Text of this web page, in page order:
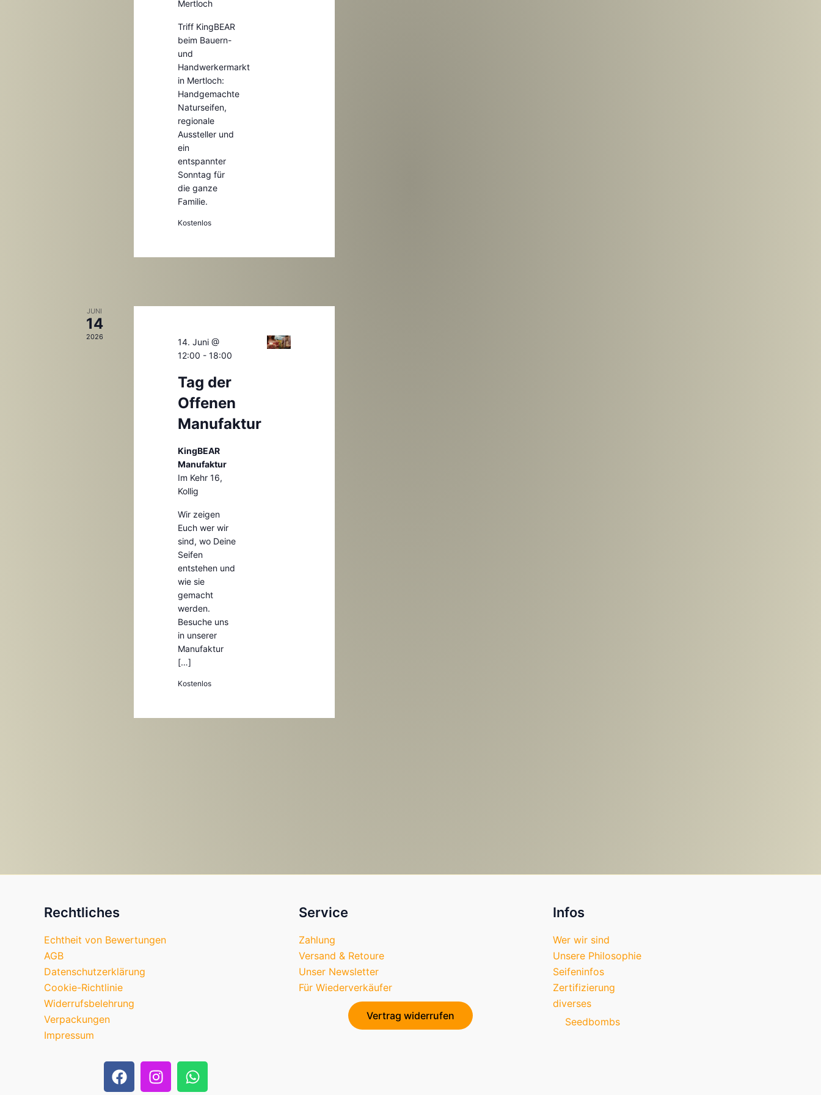
Mertloch
Triff KingBEAR
beim Bauern-
und
Handwerkermarkt
in Mertloch:
Handgemachte
Naturseifen,
regionale
Aussteller und
ein
entspannter
Sonntag für
die ganze
Familie.
Kostenlos
JUNI
14
2026
14. Juni @
12:00 -18:00
Tag der
Offenen
Manufaktur
KingBEAR
Manufaktur
Im Kehr 16,
Kollig
Wir zeigen
Euch wer wir
sind, wo Deine
Seifen
entstehen und
wie sie
gemacht
werden.
Besuche uns
in unserer
Manufaktur
[…]
Kostenlos
Rechtliches
Echtheit von Bewertungen
AGB
Datenschutzerklärung
Cookie-Richtlinie
Widerrufsbelehrung
Verpackungen
Impressum
F
a
I
n
W
h
Service
Zahlung
Versand & Retoure
Unser Newsletter
Für Wiederverkäufer
Vertrag widerrufen
Infos
Wer wir sind
Unsere Philosophie
Seifeninfos
Zertifizierung
diverses
Seedbombs